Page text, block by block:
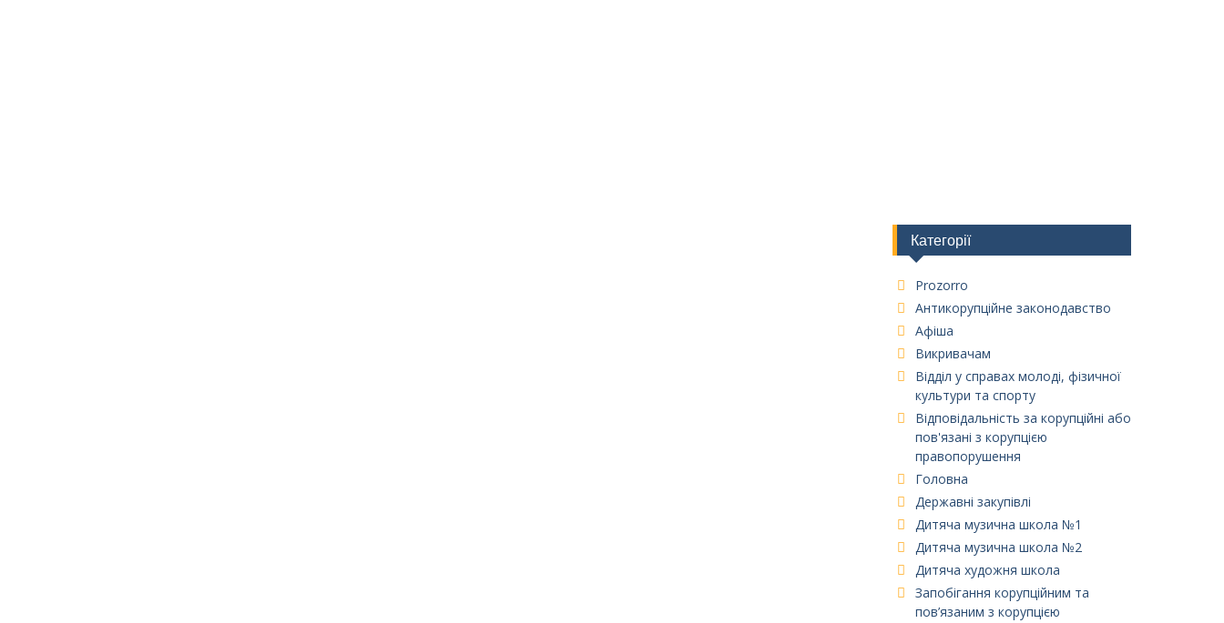
Категорії
Prozorro
Антикорупційне законодавство
Афіша
Викривачам
Відділ у справах молоді, фізичної
культури та спорту
Відповідальність за корупційні або
пов'язані з корупцією
правопорушення
Головна
Державні закупівлі
Дитяча музична школа №1
Дитяча музична школа №2
Дитяча художня школа
Запобігання корупційним та
пов’язаним з корупцією